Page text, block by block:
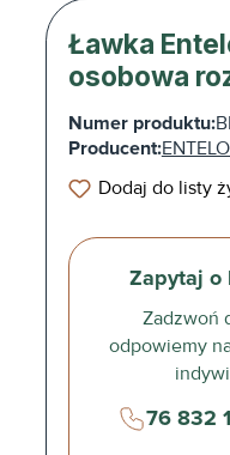
Ławka
osobowa
Numer produktu:
Producent:
Dodaj do listy
Zapytaj o
Zadzwoń
odpowiemy
76 832